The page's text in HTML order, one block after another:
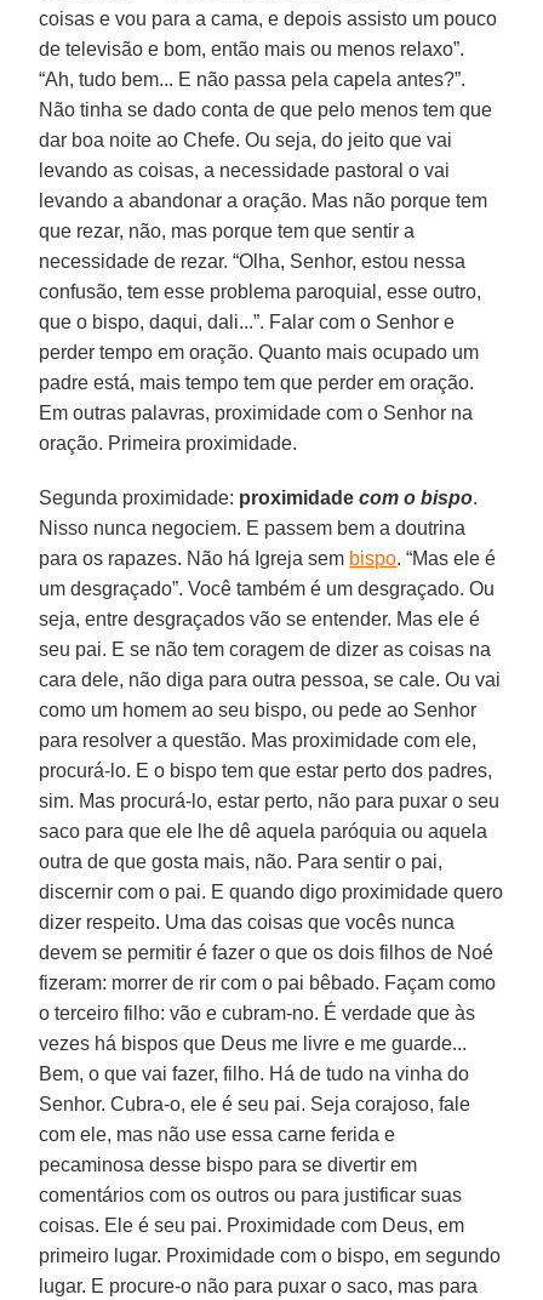
coisas e vou para a cama, e depois assisto um pouco
de televisão e bom, então mais ou menos relaxo”.
“Ah, tudo bem... E não passa pela capela antes?”.
Não tinha se dado conta de que pelo menos tem que
dar boa noite ao Chefe. Ou seja, do jeito que vai
levando as coisas, a necessidade pastoral o vai
levando a abandonar a oração. Mas não porque tem
que rezar, não, mas porque tem que sentir a
necessidade de rezar. “Olha, Senhor, estou nessa
confusão, tem esse problema paroquial, esse outro,
que o bispo, daqui, dali...”. Falar com o Senhor e
perder tempo em oração. Quanto mais ocupado um
padre está, mais tempo tem que perder em oração.
Em outras palavras, proximidade com o Senhor na
oração. Primeira proximidade.
Segunda proximidade: proximidadecom o bispo.
Nisso nunca negociem. E passem bem a doutrina
para os rapazes. Não há Igreja sem bispo. “Mas ele é
um desgraçado”. Você também é um desgraçado. Ou
seja, entre desgraçados vão se entender. Mas ele é
seu pai. E se não tem coragem de dizer as coisas na
cara dele, não diga para outra pessoa, se cale. Ou vai
como um homem ao seu bispo, ou pede ao Senhor
para resolver a questão. Mas proximidade com ele,
procurá-lo. E o bispo tem que estar perto dos padres,
sim. Mas procurá-lo, estar perto, não para puxar o seu
saco para que ele lhe dê aquela paróquia ou aquela
outra de que gosta mais, não. Para sentir o pai,
discernir com o pai. E quando digo proximidade quero
dizer respeito. Uma das coisas que vocês nunca
devem se permitir é fazer o que os dois filhos de Noé
fizeram: morrer de rir com o pai bêbado. Façam como
o terceiro filho: vão e cubram-no. É verdade que às
vezes há bispos que Deus me livre e me guarde...
Bem, o que vai fazer, filho. Há de tudo na vinha do
Senhor. Cubra-o, ele é seu pai. Seja corajoso, fale
com ele, mas não use essa carne ferida e
pecaminosa desse bispo para se divertir em
comentários com os outros ou para justificar suas
coisas. Ele é seu pai. Proximidade com Deus, em
primeiro lugar. Proximidade com o bispo, em segundo
lugar. E procure-o não para puxar o saco, mas para